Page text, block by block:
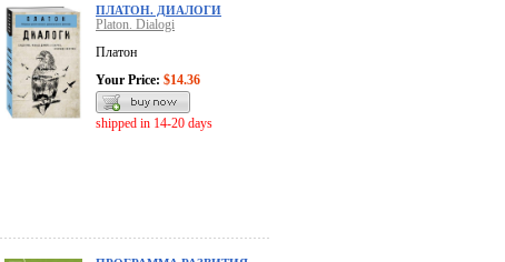
ПЛАТОН. ДИАЛОГИ
Platon. Dialogi
Платон
Your Price: $14.36
shipped in 14-20 days